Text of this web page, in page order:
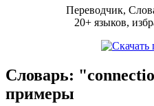
Переводчик,
20+ языков,
Словарь:
примеры